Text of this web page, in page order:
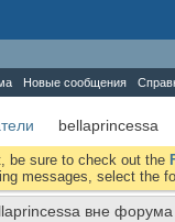
Новые сообщения
bellaprincessa
be sure to check out the
messages, select the